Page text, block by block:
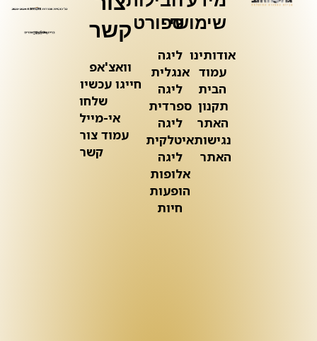
שימושי
אודותינו
עמוד
הבית
תקנון
האתר
נגישות
האתר
ספורט
ליגה
אנגלית
ליגה
ספרדית
ליגה
איטלקית
ליגה
אלופות
הופעות
חיות
קשר
וואצ'אפ
חייגו עכשיו
שלחו
אי-מייל
עמוד צור
קשר